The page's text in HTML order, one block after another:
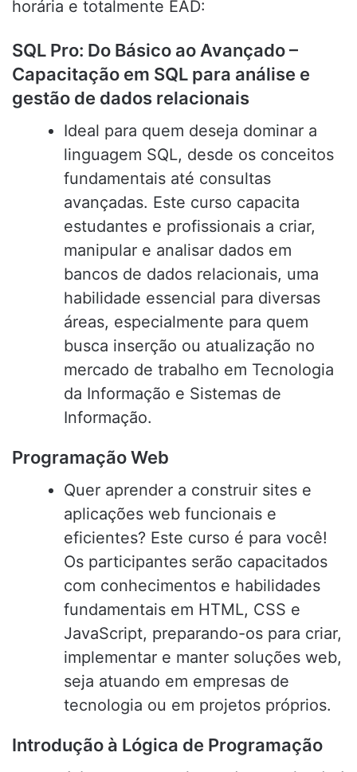
horária e totalmente EAD:
SQL Pro: Do Básico ao Avançado –
Capacitação em SQL para análise e
gestão de dados relacionais
Ideal para quem deseja dominar a
linguagem SQL, desde os conceitos
fundamentais até consultas
avançadas. Este curso capacita
estudantes e profissionais a criar,
manipular e analisar dados em
bancos de dados relacionais, uma
habilidade essencial para diversas
áreas, especialmente para quem
busca inserção ou atualização no
mercado de trabalho em Tecnologia
da Informação e Sistemas de
Informação.
Programação Web
Quer aprender a construir sites e
aplicações web funcionais e
eficientes? Este curso é para você!
Os participantes serão capacitados
com conhecimentos e habilidades
fundamentais em HTML, CSS e
JavaScript, preparando-os para criar,
implementar e manter soluções web,
seja atuando em empresas de
tecnologia ou em projetos próprios.
Introdução à Lógica de Programação